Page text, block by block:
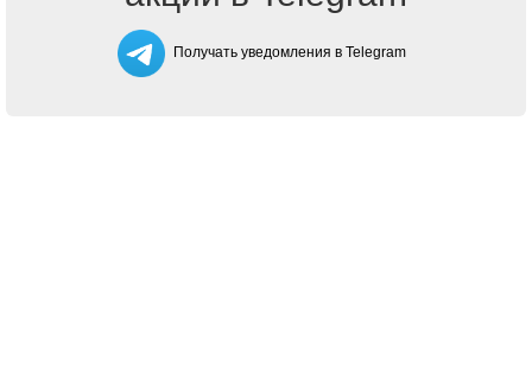
Получать уведомления в Telegram